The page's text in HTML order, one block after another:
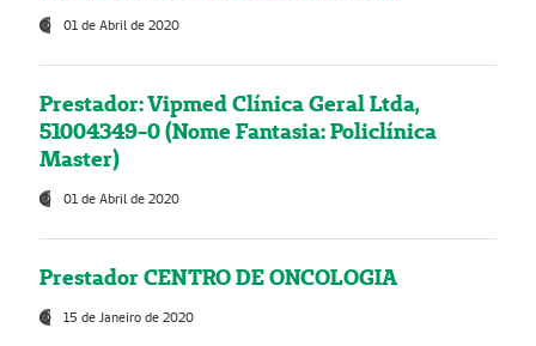
01 de Abril de 2020
Prestador: Vipmed Clínica Geral Ltda,
51004349-0 (Nome Fantasia: Policlínica
Master)
01 de Abril de 2020
Prestador CENTRO DE ONCOLOGIA
15 de Janeiro de 2020